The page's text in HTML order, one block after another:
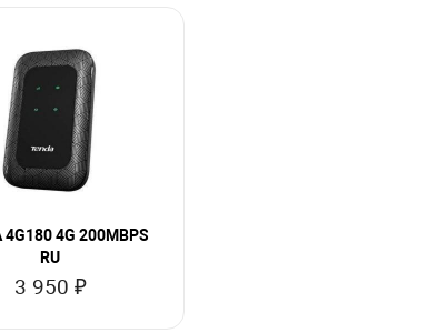
4G180 4G 200MBPS
RU
3 950 ₽